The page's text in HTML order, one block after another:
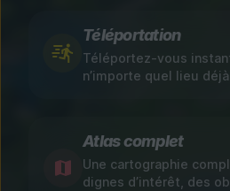
Téléportation
Téléportez-vous
n’importe quel lieu
Atlas complet
Une cartographie
dignes d’intérêt, des